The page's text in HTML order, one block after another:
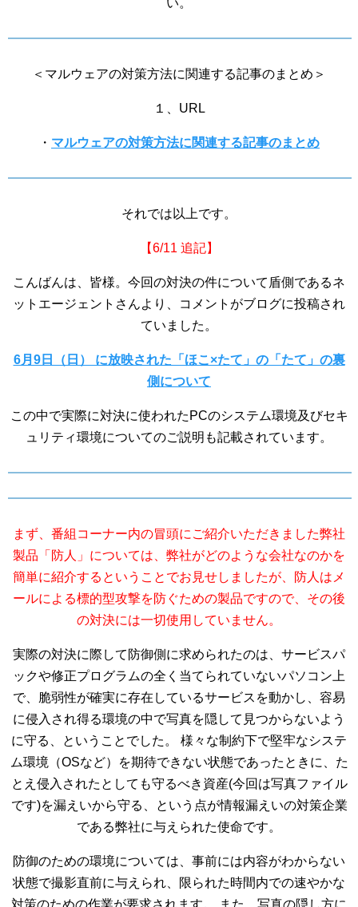
＜マルウェアの対策方法に関連する記事のまとめ＞
１、URL
・ マルウェアの対策方法に関連する記事のまとめ
それでは以上です。
【6/11 追記】
こんばんは、皆様。今回の対決の件について盾側であるネ
ットエージェントさんより、コメントがブログに投稿され
ていました。
6月9日（日） に放映された「ほこ×たて」の「たて」の裏
側について
この中で実際に対決に使われたPCのシステム環境及びセキ
ュリティ環境についてのご説明も記載されています。
まず、番組コーナー内の冒頭にご紹介いただきました弊社
製品「防人」については、弊社がどのような会社なのかを
簡単に紹介するということでお見せしましたが、防人はメ
ールによる標的型攻撃を防ぐための製品ですので、その後
の対決には一切使用していません。
実際の対決に際して防御側に求められたのは、サービスパ
ックや修正プログラムの全く当てられていないパソコン上
で、脆弱性が確実に存在しているサービスを動かし、容易
に侵入され得る環境の中で写真を隠して見つからないよう
に守る、ということでした。 様々な制約下で堅牢なシステ
ム環境（OSなど）を期待できない状態であったときに、た
とえ侵入されたとしても守るべき資産(今回は写真ファイル
です)を漏えいから守る、という点が情報漏えいの対策企業
である弊社に与えられた使命です。
防御のための環境については、事前には内容がわからない
状態で撮影直前に与えられ、限られた時間内での速やかな
対策のための作業が要求されます。 また、写真の隠し方に